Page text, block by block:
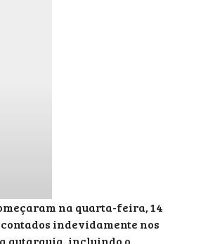
na quarta-feira, 14
indevidamente nos
autarquia, incluindo o